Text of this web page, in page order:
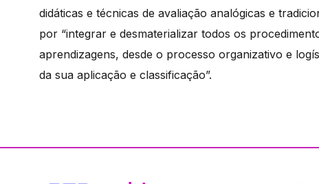
didáticas e técnicas de avaliação analógicas e
por “integrar e desmaterializar todos os
aprendizagens, desde o processo organizativo e
da sua aplicação e classificação”.